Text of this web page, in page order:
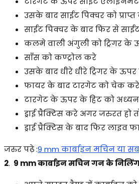
उसके बाद साईट पिक्चर को
साईट पिक्चर के बाद फिर से
कलमे वाली अंगुली को ट्रिगर के
साँस को कण्ट्रोल करे
उसके बाद धीरे धीरे ट्रिगर के
फायर के बाद टारगेट को चेक करे
टारगेट के ऊपर के हिट को
ड्राई प्रैक्टिस करे अगर जरुरत हो
ड्राई प्रैक्टिस के बाद फिर लाइव
जरुर पढ़े :9 mm कार्बाइन मचिन या
2. 9 mm कार्बाइन मचिन गन के